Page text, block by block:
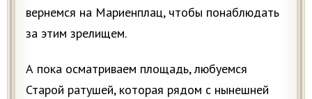
вернемся на Мариенплац, чтобы понаблюдать
за этим зрелищем.
А пока осматриваем площадь, любуемся
Старой ратушей, которая рядом с нынешней